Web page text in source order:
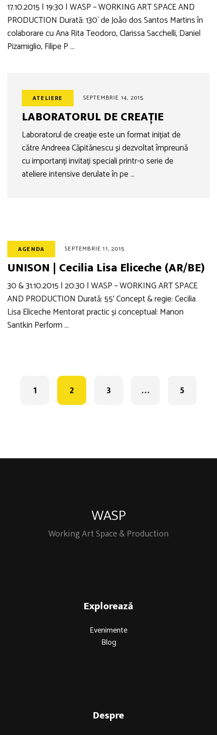
17.10.2015 | 19:30 | WASP – WORKING ART SPACE AND
PRODUCTION Durată: 130` de João dos Santos Martins în
colaborare cu Ana Rita Teodoro, Clarissa Sacchelli, Daniel
Pizamiglio, Filipe P …
ATELIERE SEPTEMBRIE 14, 2015
LABORATORUL DE CREAȚIE
Laboratorul de creație este un format inițiat de
către Andreea Căpitănescu și dezvoltat împreună
cu importanți invitați speciali printr-o serie de
ateliere intensive derulate în pe …
AGENDA SEPTEMBRIE 11, 2015
UNISON | Cecilia Lisa Eliceche (AR/BE)
30 & 31.10.2015 | 20:30 | WASP – WORKING ART SPACE
AND PRODUCTION Durată: 55′ Concept & regie: Cecilia
Lisa Eliceche Mentorat practic și conceptual: Manon
Santkin Perform …
navigation
1 2 3 … 5
WASP
Working Art Space & Production
Explorează
Evenimente
Blog
Despre